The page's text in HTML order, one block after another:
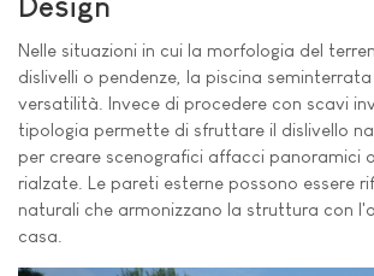
Nelle situazioni in cui la morfologia del
dislivelli o pendenze, la piscina
versatilità. Invece di procedere con scavi
tipologia permette di sfruttare il dislivello
per creare scenografici affacci panoramici
rialzate. Le pareti esterne possono essere
naturali che armonizzano la struttura con
casa.